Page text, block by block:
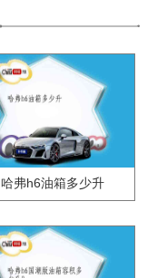
哈弗h6油箱多少升